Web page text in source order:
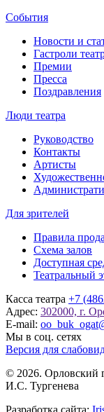
События
Новости и
Гастроли
Премии
Пресса
Поздравления
Люди театра
Руководство
Контакты
Артисты
Для зрителей
Правила
Схема залов
Доступная
Театральный
Касса театра +7
Адрес: 302000, г.
E-mail:
Мы в соц. сетях
Версия для
© 2026. Орловский
И.С. Тургенева
Разработка сайта: